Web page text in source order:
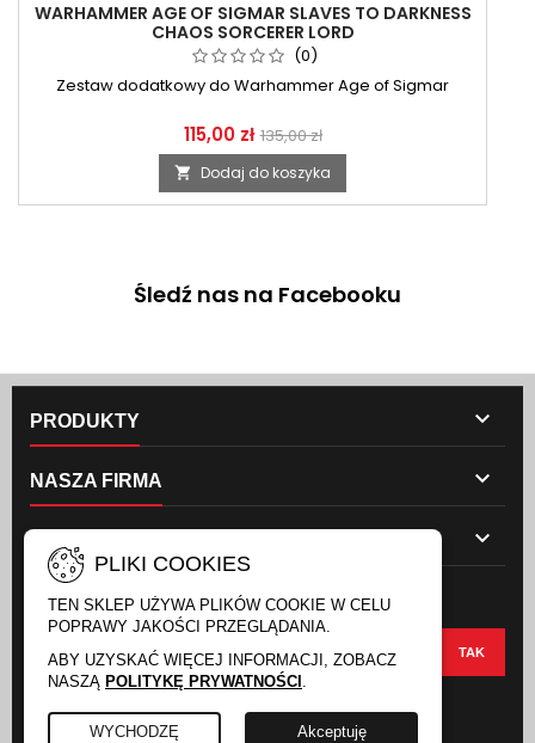
WARHAMMER AGE OF SIGMAR SLAVES TO DARKNESS
CHAOS SORCERER LORD
(0)
Zestaw dodatkowy do Warhammer Age of Sigmar
115,00 zł 135,00 zł
 Dodaj do koszyka
Śledź nas na Facebooku
PRODUKTY 
NASZA FIRMA 

PLIKI COOKIES
TEN SKLEP UŻYWA PLIKÓW COOKIE W CELU
POPRAWY JAKOŚCI PRZEGLĄDANIA.
ABY UZYSKAĆ WIĘCEJ INFORMACJI, ZOBACZ
NASZĄ POLITYKĘ PRYWATNOŚCI .
WYCHODZĘ Akceptuję
NEWSLETTER
FACEBOOKINSTAGRAM